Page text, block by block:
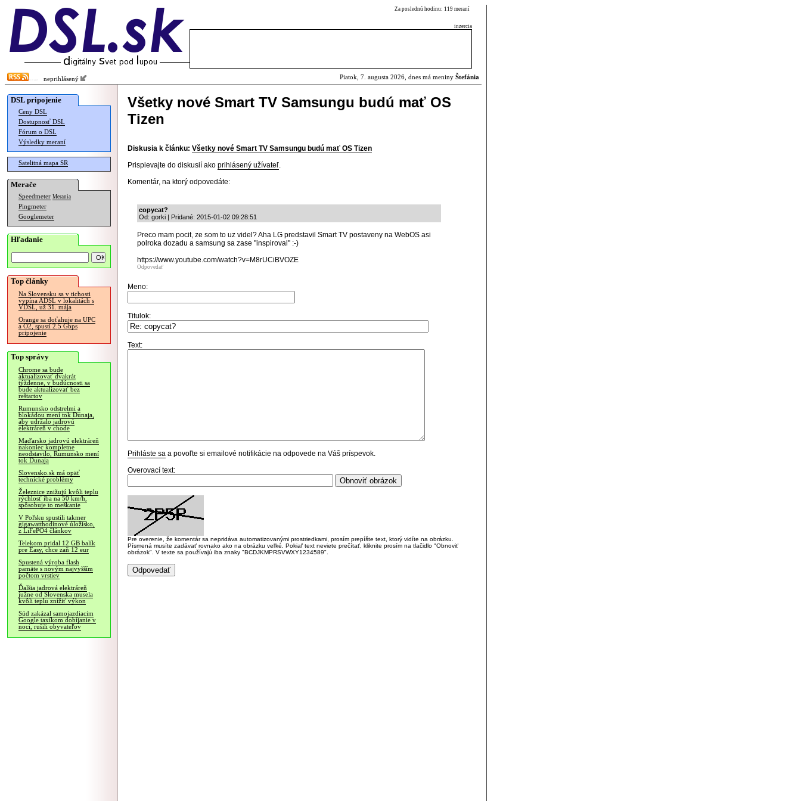
Za poslednú hodinu: 119 meraní
inzercia
neprihlásený Piatok, 7. augusta 2026, dnes má meniny Štefánia
DSL pripojenie
Ceny DSL
Dostupnosť DSL
Fórum o DSL
Výsledky meraní
Satelitná mapa SR
Merače
Speedmeter Merania
Pingmeter
Googlemeter
Hľadanie
Top články
Na Slovensku sa v tichosti
vypína ADSL v lokalitách s
VDSL, už 31. mája
Orange sa doťahuje na UPC
a O2, spustí 2.5 Gbps
pripojenie
Top správy
Chrome sa bude
aktualizovať dvakrát
týždenne, v budúcnosti sa
bude aktualizovať bez
reštartov
Rumunsko odstrelmi a
blokádou mení tok Dunaja,
aby udržalo jadrovú
elektráreň v chode
Maďarsko jadrovú elektráreň
nakoniec kompletne
neodstavilo, Rumunsko mení
tok Dunaja
Slovensko.sk má opäť
technické problémy
Železnice znižujú kvôli teplu
rýchlosť iba na 50 km/h,
spôsobuje to meškanie
V Poľsku spustili takmer
gigawatthodinové úložisko,
z LiFePO4 článkov
Telekom pridal 12 GB balík
pre Easy, chce zaň 12 eur
Spustená výroba flash
pamäte s novým najvyšším
počtom vrstiev
Ďalšia jadrová elektráreň
južne od Slovenska musela
kvôli teplu znížiť výkon
Súd zakázal samojazdiacim
Google taxíkom dobíjanie v
noci, rušili obyvateľov
Všetky nové Smart TV Samsungu budú mať OS
Tizen
Diskusia k článku: Všetky nové Smart TV Samsungu budú mať OS Tizen
Prispievajte do diskusií ako prihlásený užívateľ.
Komentár, na ktorý odpovedáte:
copycat?
Od: gorki | Pridané: 2015-01-02 09:28:51
Preco mam pocit, ze som to uz videl? Aha LG predstavil Smart TV postaveny na WebOS asi
polroka dozadu a samsung sa zase "inspiroval" :-)
https://www.youtube.com/watch?v=M8rUCiBVOZE
Odpovedať
Meno:
Titulok:
Text:
Prihláste sa a povoľte si emailové notifikácie na odpovede na Váš príspevok.
Overovací text:
Pre overenie, že komentár sa nepridáva automatizovanými prostriedkami, prosím prepíšte text, ktorý vidíte na obrázku.
Písmená musíte zadávať rovnako ako na obrázku veľké. Pokiaľ text neviete prečítať, kliknite prosím na tlačidlo "Obnoviť
obrázok". V texte sa používajú iba znaky "BCDJKMPRSVWXY1234589".